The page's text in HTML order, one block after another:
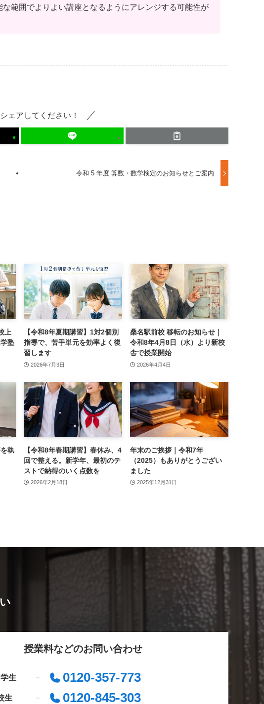
範囲でよりよい講座となるようにアレンジする可能性が
ェアしてください！
令和 5 年度 算数・数学検定のお知らせとご案内
上
塾
【令和8年夏期講習】1対2個別
指導で、苦手単元を効率よく復
習します
2026年7月3日
桑名駅前校 移転のお知らせ｜
令和8年4月8日（水）より新校
舎で授業開始
2026年4月4日
執
【令和8年春期講習】春休み、4
回で整える。新学年、最初のテ
ストで納得のいく点数を
2026年2月18日
年末のご挨拶｜令和7年
（2025）もありがとうござい
ました
2025年12月31日
授業料などのお問い合わせ
生 0120-357-773
生 0120-845-303